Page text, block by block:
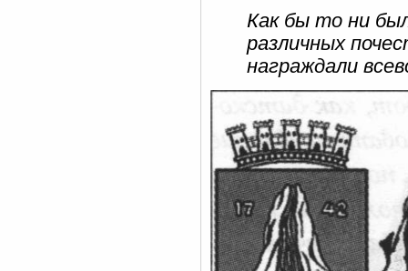
Как бы то ни
различных
награждали